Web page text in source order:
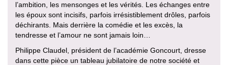
l’ambition, les mensonges et les vérités. Les échanges entre
les époux sont incisifs, parfois irrésistiblement drôles, parfois
déchirants. Mais derrière la comédie et les excès, la
tendresse et l’amour ne sont jamais loin…
Philippe Claudel, président de l’académie Goncourt, dresse
dans cette pièce un tableau jubilatoire de notre société et